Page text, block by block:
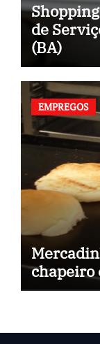
de
(BA)
EMPREGOS
chapeiro